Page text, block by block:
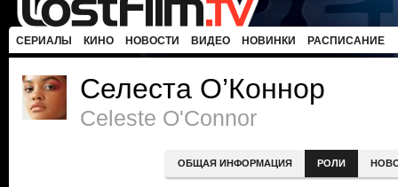
СЕРИАЛЫ КИНО НОВОСТИ ВИДЕО НОВИНКИ РАСПИСАНИЕ
Селеста О’Коннор
Celeste O'Connor
ОБЩАЯ ИНФОРМАЦИЯ РОЛИ